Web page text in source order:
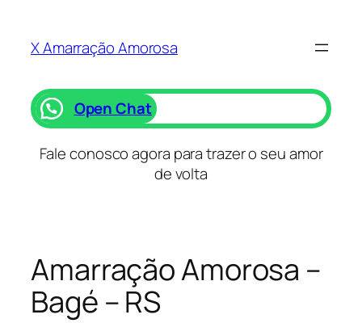
X Amarração Amorosa
Open Chat
Fale conosco agora para trazer o seu amor
de volta
Amarração Amorosa –
Bagé – RS